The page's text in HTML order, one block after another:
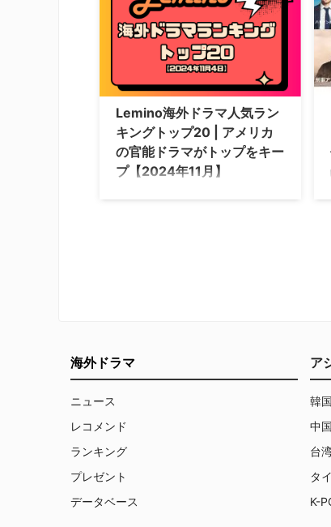
27日（金）時点での情報をもとにして
いる。 韓国ドラマ＆バラエティ人気ラ
ンキングTOP10（12月27日現在）
Leminoで今最も視聴されている韓国の
人気コンテンツTOP10は下記の通り。
1位『本物（チンチャ）が現れた！～
まさか結婚するなんて～』2位『FACE
ME』3位『哲仁王后（チョルインワン
フ） ～俺がクイーン!?～』4位『ファ
ンタGスポット』5位『 …
Lemino海外ドラマ人気ラン
キングトップ20 | アメリカ
の官能ドラマがトップをキー
プ【2024年11月】
ル・ゲッツ・ガール FBI: 特別捜査班
シーズン1 FBI: 特別捜査班 シーズン4
海外ドラマ
ニュース
レコメンド
ランキング
プレゼント
データベース
ア
韓
中
台
タ
K-